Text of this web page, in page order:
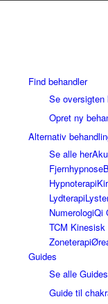
Find behandler
Se oversigten
Opret ny
Alternativ
Se alle her
Fjernhypnose
Hypnoterapi
Lydterapi
NumerologiQi
TCM Kinesisk
Zoneterapi
Guides
Se alle
Guide til